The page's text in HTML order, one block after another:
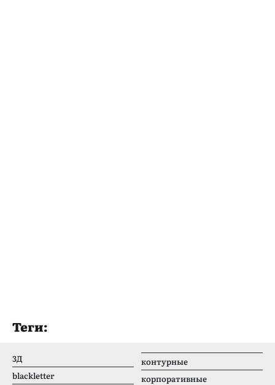
Теги:
3Д
blackletter
контурные
корпоративные